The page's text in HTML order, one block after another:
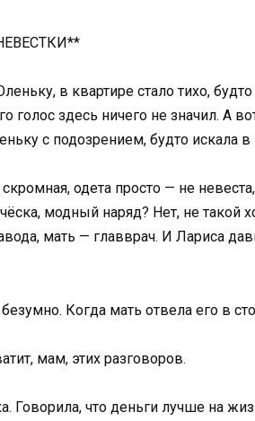
в квартире стало тихо,
голос здесь ничего не значил. А
с подозрением, будто искала
одета просто — не
модный наряд? Нет, не такой
мать — главврач. И Лариса
Когда мать отвела его в
мам, этих разговоров.
что деньги лучше на